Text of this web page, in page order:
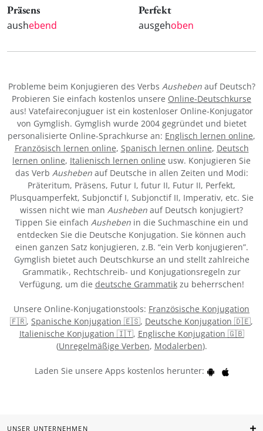
Präsens
aushebend
Perfekt
ausgehoben
Probleme beim Konjugieren des Verbs Aushebenauf Deutsch?
Probieren Sie einfach kostenlos unsere Online-Deutschkurse
aus! Vatefaireconjuguer ist ein kostenloser Online-Konjugator
von Gymglish. Gymglish wurde 2004 gegründet und bietet
personalisierte Online-Sprachkurse an: Englisch lernen online,
Französisch lernen online, Spanisch lernen online, Deutsch
lernen online, Italienisch lernen online usw. Konjugieren Sie
das Verb Aushebenauf Deutsche in allen Zeiten und Modi:
Präteritum, Präsens, Futur I, futur II, Futur II, Perfekt,
Plusquamperfekt, Subjonctif I, Subjonctif II, Imperativ, etc. Sie
wissen nicht wie man Ausheben auf Deutsch konjugiert?
Tippen Sie einfach Aushebenin die Suchmaschine ein und
entdecken Sie die Deutsche Konjugation. Sie können auch
einen ganzen Satz konjugieren, z.B. “ein Verb konjugieren”.
Gymglish bietet auch Deutschkurse an und stellt zahlreiche
Grammatik-, Rechtschreib- und Konjugationsregeln zur
Verfügung, um die deutsche Grammatikzu beherrschen!
Unsere Online-Konjugationstools: Französische Konjugation
🇫🇷, Spanische Konjugation 🇪🇸, Deutsche Konjugation 🇩🇪,
Italienische Konjugation 🇮🇹, Englische Konjugation 🇬🇧
(Unregelmäßige Verben, Modalerben).
Laden Sie unsere Apps kostenlos herunter:
UNSER UNTERNEHMEN